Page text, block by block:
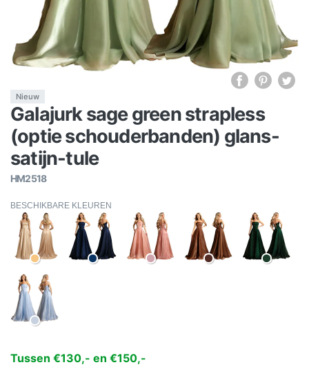
Nieuw
Galajurk sage green strapless
(optie schouderbanden) glans-
satijn-tule
HM2518
BESCHIKBARE KLEUREN
Tussen €130,- en €150,-